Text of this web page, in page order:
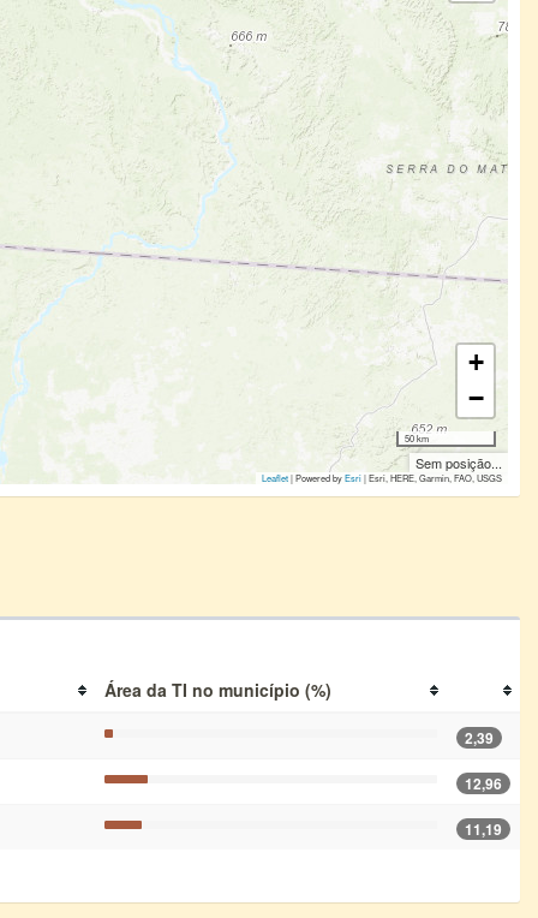
+
−
50 km
Sem posição...
Leaflet| Powered byEsri|Esri, HERE, Garmin, FAO, USGS
Área da TI no município (%)
2,39
12,96
11,19